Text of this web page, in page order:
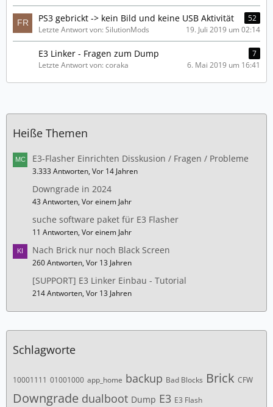
PS3 gebrickt -> kein Bild und keine USB Aktivität
52
Letzte Antwort von: SilutionMods
19. Juli 2019 um 02:14
E3 Linker - Fragen zum Dump
7
Letzte Antwort von: coraka
6. Mai 2019 um 16:41
Heiße Themen
E3-Flasher Einrichten Disskusion / Fragen / Probleme
3.333 Antworten, Vor 14 Jahren
Downgrade in 2024
43 Antworten, Vor einem Jahr
suche software paket für E3 Flasher
11 Antworten, Vor einem Jahr
Nach Brick nur noch Black Screen
260 Antworten, Vor 13 Jahren
[SUPPORT] E3 Linker Einbau - Tutorial
214 Antworten, Vor 13 Jahren
Schlagworte
10001111 01001000 app_home backup Bad Blocks Brick CFW
Downgrade dualboot Dump E3 E3 Flash